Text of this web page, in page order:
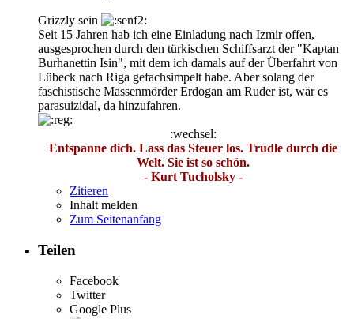
Grizzly sein
Seit 15 Jahren hab ich eine Einladung nach Izmir offen,
ausgesprochen durch den türkischen Schiffsarzt der "Kaptan
Burhanettin Isin", mit dem ich damals auf der Überfahrt von
Lübeck nach Riga gefachsimpelt habe. Aber solang der
faschistische Massenmörder Erdogan am Ruder ist, wär es
parasuizidal, da hinzufahren.
:wechsel:
Entspanne dich. Lass das Steuer los. Trudle durch die
Welt. Sie ist so schön.
- Kurt Tucholsky -
Zitieren
Inhalt melden
Zum Seitenanfang
Teilen
Facebook
Twitter
Google Plus